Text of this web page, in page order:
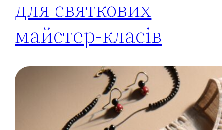
для святкових
майстер-класів